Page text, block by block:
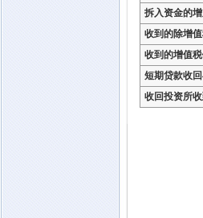
拆入资金的
收到的除增
收到的增值
短期贷款收
收回投资所